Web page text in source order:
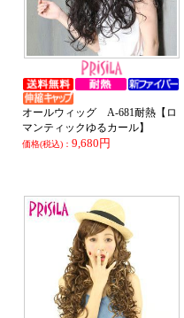
オールウィッグ A-681耐熱【ロ
マンティックゆるカール】
価格(税込)： 9,680円